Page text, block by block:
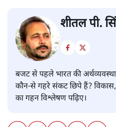
शीतल पी.
बजट से पहले भारत की
कौन-से गहरे संकट छिपे हैं?
का गहन विश्लेषण पढ़िए।